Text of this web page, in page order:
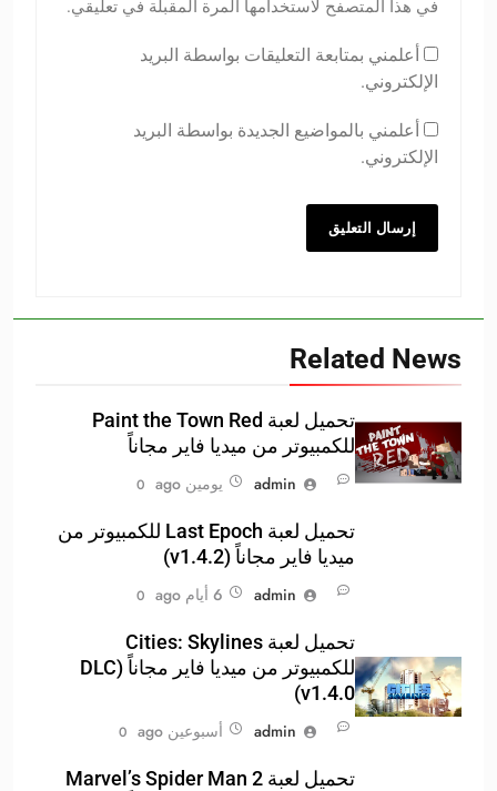
في هذا المتصفح لاستخدامها المرة المقبلة في تعليقي.
أعلمني بمتابعة التعليقات بواسطة البريد
الإلكتروني.
أعلمني بالمواضيع الجديدة بواسطة البريد
الإلكتروني.
Related News
تحميل لعبة Paint the Town Red
للكمبيوتر من ميديا فاير مجاناً
admin
يومين ago 0
تحميل لعبة Last Epoch للكمبيوتر من
ميديا فاير مجاناً (v1.4.2)
admin
6 أيام ago 0
تحميل لعبة Cities: Skylines
للكمبيوتر من ميديا فاير مجاناً (DLC
v1.4.0)
admin
أسبوعين ago 0
تحميل لعبة Marvel’s Spider Man 2